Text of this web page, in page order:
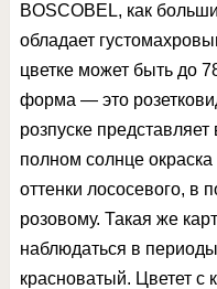
BOSCOBEL, как
обладает
цветке может быть до
форма — это
розпуске
полном солнце
оттенки лососевого, в
розовому. Такая же
наблюдаться в
красноватый. Цветет с